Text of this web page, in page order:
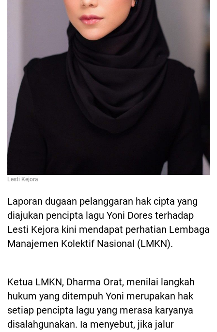
Lesti Kejora
Laporan dugaan pelanggaran hak cipta yang
diajukan pencipta lagu Yoni Dores terhadap
Lesti Kejora kini mendapat perhatian Lembaga
Manajemen Kolektif Nasional (LMKN).
Ketua LMKN, Dharma Orat, menilai langkah
hukum yang ditempuh Yoni merupakan hak
setiap pencipta lagu yang merasa karyanya
disalahgunakan. Ia menyebut, jika jalur